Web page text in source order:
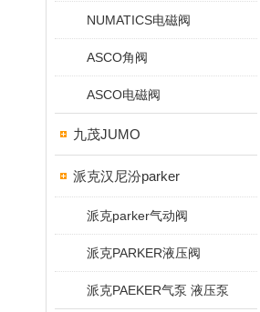
NUMATICS电磁阀
ASCO角阀
ASCO电磁阀
九茂JUMO
派克汉尼汾parker
派克parker气动阀
派克PARKER液压阀
派克PAEKER气泵 液压泵